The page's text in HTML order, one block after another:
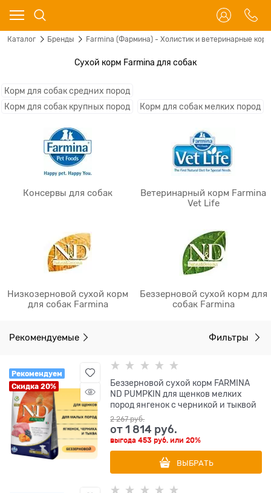
Каталог Бренды Farmina (Фармина) - Холистик и ветеринарные
Сухой корм Farmina для собак
Корм для собак средних пород
Корм для собак крупных пород
Корм для собак мелких пород
Консервы для собак
Ветеринарный корм Farmina
Vet Life
Низкозерновой сухой корм
для собак Farmina
Беззерновой сухой корм для
собак Farmina
Рекомендуемые Фильтры
Рекомендуем
Скидка 20%
Беззерновой cухой корм FARMINA
ND PUMPKIN для щенков мелких
пород янгенок с черникой и тыквой
2 267 руб.
от1 814 руб.
выгода453 руб. или20%
ВЫБРАТЬ